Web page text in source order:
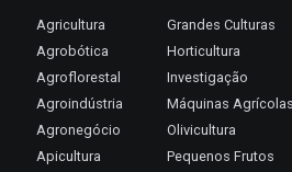
Agricultura
Agrobótica
Agroflorestal
Agroindústria
Agronegócio
Apicultura
Grandes Culturas
Horticultura
Investigação
Máquinas Agrícolas
Olivicultura
Pequenos Frutos